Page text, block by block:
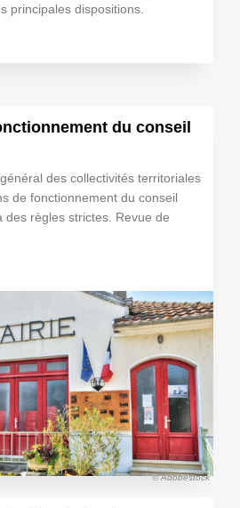
principales dispositions.
du conseil
des collectivités territoriales
de fonctionnement du conseil
des règles strictes. Revue de
© Adobestock